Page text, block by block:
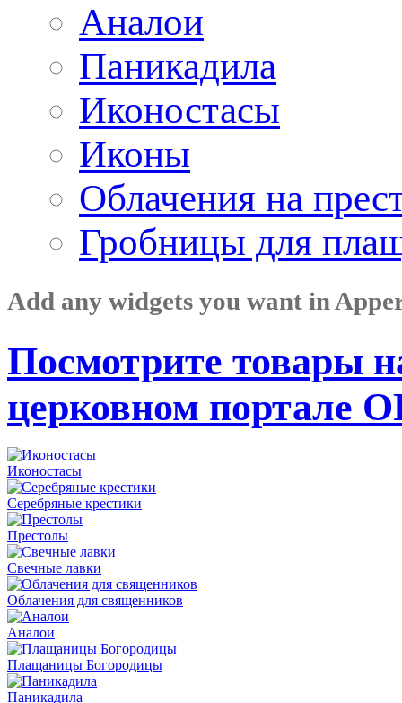
Аналои
Паникадила
Иконостасы
Иконы
Облачения на
Гробницы для
Add any widgets you want in
Посмотрите товары
церковном портале
Иконостасы
Серебряные крестики
Престолы
Свечные лавки
Облачения для священников
Аналои
Плащаницы Богородицы
Паникадила